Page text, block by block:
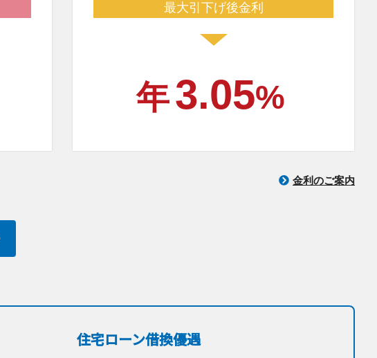
最大引下げ後金利
年3.05%
金利のご案内
住宅ローン借換優遇